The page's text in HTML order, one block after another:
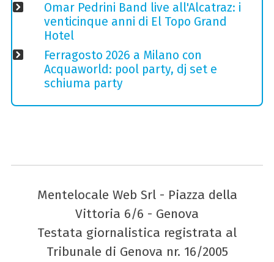
Omar Pedrini Band live all'Alcatraz: i
venticinque anni di El Topo Grand
Hotel
Ferragosto 2026 a Milano con
Acquaworld: pool party, dj set e
schiuma party
Mentelocale Web Srl - Piazza della
Vittoria 6/6 - Genova
Testata giornalistica registrata al
Tribunale di Genova nr. 16/2005